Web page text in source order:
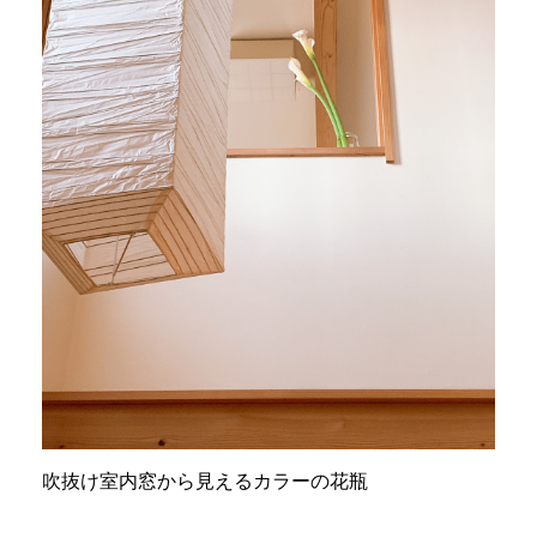
吹抜け室内窓から見えるカラーの花瓶